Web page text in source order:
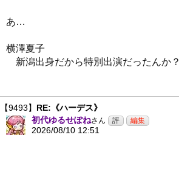
あ…
横澤夏子
新潟出身だから特別出演だったんか？
【9493】 RE:《ハーデス》
初代ゆるせぽねさん
2026/08/10 12:51